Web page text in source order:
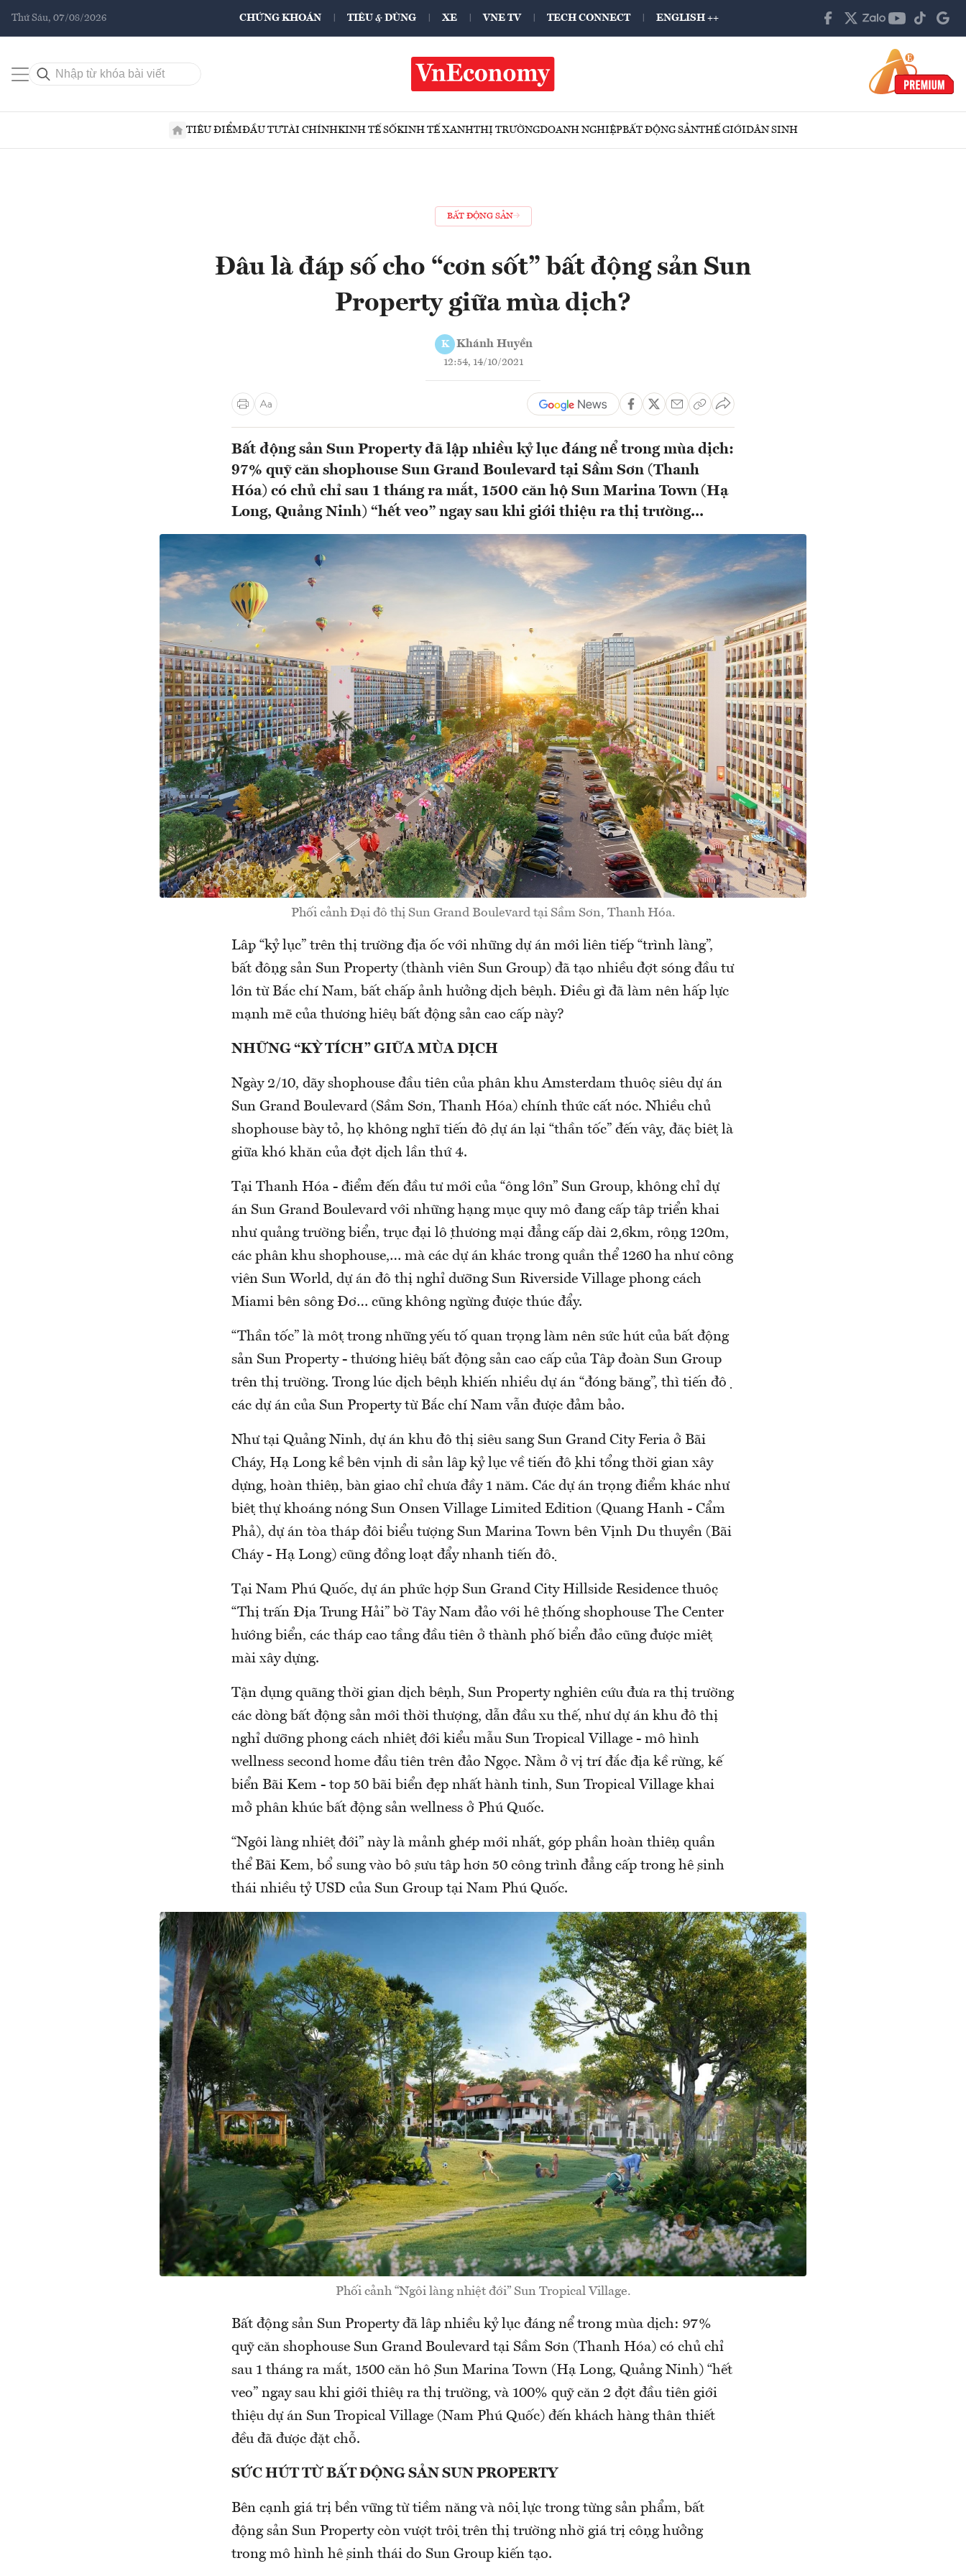
Thứ Sáu, 07/08/2026 CHỨNG KHOÁN TIÊU & DÙNG XE VNE TV TECH CONNECT ENGLISH ++
TIÊU ĐIỂMĐẦU TƯTÀI CHÍNHKINH TẾ SỐKINH TẾ XANHTHỊ TRƯỜNGDOANH NGHIỆPBẤT ĐỘNG SẢNTHẾ GIỚIDÂN SINH
BẤT ĐỘNG SẢN
Đâu là đáp số cho “cơn sốt” bất động sản Sun
Property giữa mùa dịch?
K Khánh Huyền
12:54, 14/10/2021
Bất động sản Sun Property đã lập nhiều kỷ lục đáng nể trong mùa dịch:
97% quỹ căn shophouse Sun Grand Boulevard tại Sầm Sơn (Thanh
Hóa) có chủ chỉ sau 1 tháng ra mắt, 1500 căn hộ Sun Marina Town (Hạ
Long, Quảng Ninh) “hết veo” ngay sau khi giới thiệu ra thị trường...
Phối cảnh Đại đô thị Sun Grand Boulevard tại Sầm Sơn, Thanh Hóa.
Lập “kỷ lục” trên thị trường địa ốc với những dự án mới liên tiếp “trình làng”,
bất động sản Sun Property (thành viên Sun Group) đã tạo nhiều đợt sóng đầu tư
lớn từ Bắc chí Nam, bất chấp ảnh hưởng dịch bệnh. Điều gì đã làm nên hấp lực
mạnh mẽ của thương hiệu bất động sản cao cấp này?
NHỮNG “KỲ TÍCH” GIỮA MÙA DỊCH
Ngày 2/10, dãy shophouse đầu tiên của phân khu Amsterdam thuộc siêu dự án
Sun Grand Boulevard (Sầm Sơn, Thanh Hóa) chính thức cất nóc. Nhiều chủ
shophouse bày tỏ, họ không nghĩ tiến độ dự án lại “thần tốc” đến vậy, đặc biệt là
giữa khó khăn của đợt dịch lần thứ 4.
Tại Thanh Hóa - điểm đến đầu tư mới của “ông lớn” Sun Group, không chỉ dự
án Sun Grand Boulevard với những hạng mục quy mô đang cấp tập triển khai
như quảng trường biển, trục đại lộ thương mại đẳng cấp dài 2,6km, rộng 120m,
các phân khu shophouse,… mà các dự án khác trong quần thể 1260 ha như công
viên Sun World, dự án đô thị nghỉ dưỡng Sun Riverside Village phong cách
Miami bên sông Đơ… cũng không ngừng được thúc đẩy.
“Thần tốc” là một trong những yếu tố quan trọng làm nên sức hút của bất động
sản Sun Property - thương hiệu bất động sản cao cấp của Tập đoàn Sun Group
trên thị trường. Trong lúc dịch bệnh khiến nhiều dự án “đóng băng”, thì tiến độ
các dự án của Sun Property từ Bắc chí Nam vẫn được đảm bảo.
Như tại Quảng Ninh, dự án khu đô thị siêu sang Sun Grand City Feria ở Bãi
Cháy, Hạ Long kề bên vịnh di sản lập kỷ lục về tiến độ khi tổng thời gian xây
dựng, hoàn thiện, bàn giao chỉ chưa đầy 1 năm. Các dự án trọng điểm khác như
biệt thự khoáng nóng Sun Onsen Village Limited Edition (Quang Hanh - Cẩm
Phả), dự án tòa tháp đôi biểu tượng Sun Marina Town bên Vịnh Du thuyền (Bãi
Cháy - Hạ Long) cũng đồng loạt đẩy nhanh tiến độ.
Tại Nam Phú Quốc, dự án phức hợp Sun Grand City Hillside Residence thuộc
“Thị trấn Địa Trung Hải” bờ Tây Nam đảo với hệ thống shophouse The Center
hướng biển, các tháp cao tầng đầu tiên ở thành phố biển đảo cũng được miệt
mài xây dựng.
Tận dụng quãng thời gian dịch bệnh, Sun Property nghiên cứu đưa ra thị trường
các dòng bất động sản mới thời thượng, dẫn đầu xu thế, như dự án khu đô thị
nghỉ dưỡng phong cách nhiệt đới kiểu mẫu Sun Tropical Village - mô hình
wellness second home đầu tiên trên đảo Ngọc. Nằm ở vị trí đắc địa kề rừng, kế
biển Bãi Kem - top 50 bãi biển đẹp nhất hành tinh, Sun Tropical Village khai
mở phân khúc bất động sản wellness ở Phú Quốc.
“Ngôi làng nhiệt đới” này là mảnh ghép mới nhất, góp phần hoàn thiện quần
thể Bãi Kem, bổ sung vào bộ sưu tập hơn 50 công trình đẳng cấp trong hệ sinh
thái nhiều tỷ USD của Sun Group tại Nam Phú Quốc.
Phối cảnh “Ngôi làng nhiệt đới” Sun Tropical Village.
Bất động sản Sun Property đã lập nhiều kỷ lục đáng nể trong mùa dịch: 97%
quỹ căn shophouse Sun Grand Boulevard tại Sầm Sơn (Thanh Hóa) có chủ chỉ
sau 1 tháng ra mắt, 1500 căn hộ Sun Marina Town (Hạ Long, Quảng Ninh) “hết
veo” ngay sau khi giới thiệu ra thị trường, và 100% quỹ căn 2 đợt đầu tiên giới
thiệu dự án Sun Tropical Village (Nam Phú Quốc) đến khách hàng thân thiết
đều đã được đặt chỗ.
SỨC HÚT TỪ BẤT ĐỘNG SẢN SUN PROPERTY
Bên cạnh giá trị bền vững từ tiềm năng và nội lực trong từng sản phẩm, bất
động sản Sun Property còn vượt trội trên thị trường nhờ giá trị cộng hưởng
trong mô hình hệ sinh thái do Sun Group kiến tạo.